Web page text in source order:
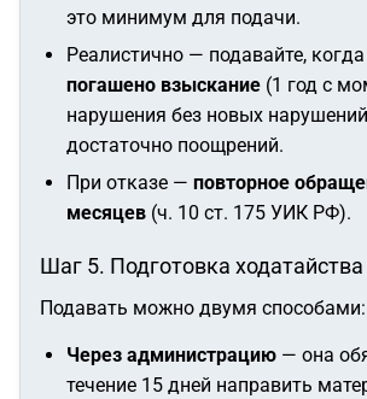
это минимум для подачи.
Реалистично — подавайте,
погашено взыскание (1 год с
нарушения без новых
достаточно поощрений.
При отказе — повторное
месяцев (ч. 10 ст. 175 УИК РФ).
Шаг 5. Подготовка
Подавать можно двумя способами:
Через администрацию — она
течение 15 дней направить